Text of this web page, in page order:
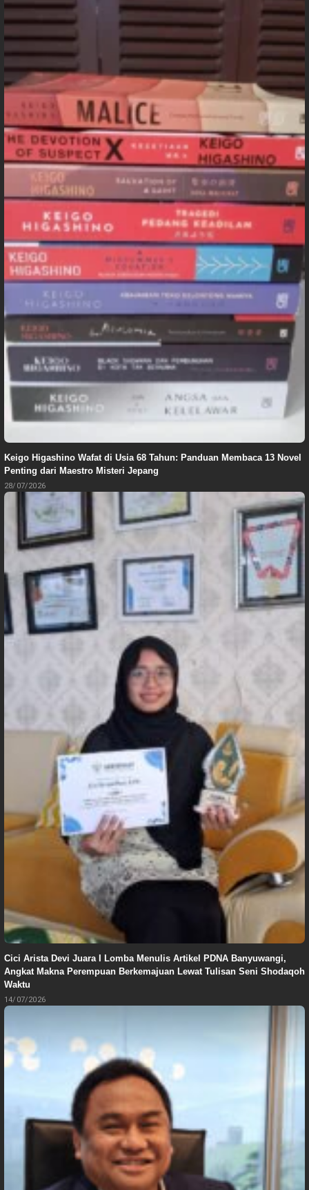
Keigo Higashino Wafat di Usia 68 Tahun: Panduan Membaca 13 Novel
Penting dari Maestro Misteri Jepang
28/07/2026
Cici Arista Devi Juara I Lomba Menulis Artikel PDNA Banyuwangi,
Angkat Makna Perempuan Berkemajuan Lewat Tulisan Seni Shodaqoh
Waktu
14/07/2026